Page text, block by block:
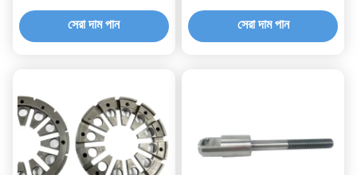
প্রোটোটাইপিং প্লাস্টিক
সেরা দাম পান
পিক উহমউপ পম নাইলন
সেরা দাম পান